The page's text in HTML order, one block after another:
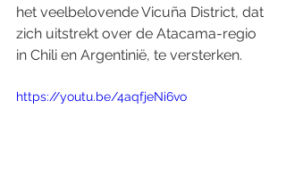
het veelbelovende Vicuña District, dat
zich uitstrekt over de Atacama-regio
in Chili en Argentinië, te versterken.
https://youtu.be/4aqfjeNi6vo